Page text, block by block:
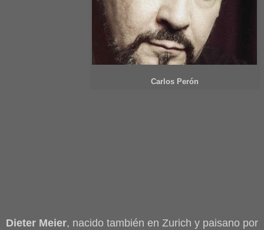
Carlos Perón
Dieter Meier, nacido también en Zurich y paisano por